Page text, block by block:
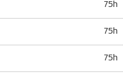
75h
75h
75h